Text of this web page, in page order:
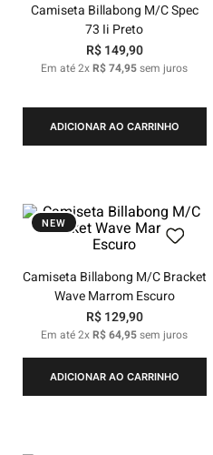
Camiseta Billabong M/C Spec
73 Ii Preto
R$ 149,90
Em até2xR$74,95sem juros
ADICIONAR AO CARRINHO
NEW
Camiseta Billabong M/C Bracket
Wave Marrom Escuro
R$ 129,90
Em até2xR$64,95sem juros
ADICIONAR AO CARRINHO